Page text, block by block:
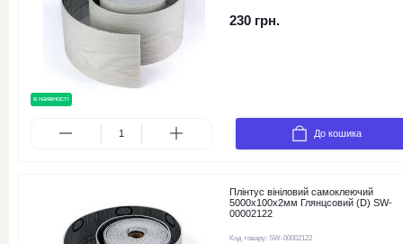
в наявності
230 грн.
До кошика
Плінтус вініловий самоклеючий
5000х100х2мм Глянцсовий (D) SW-
00002122
Код товару: SW-00002122